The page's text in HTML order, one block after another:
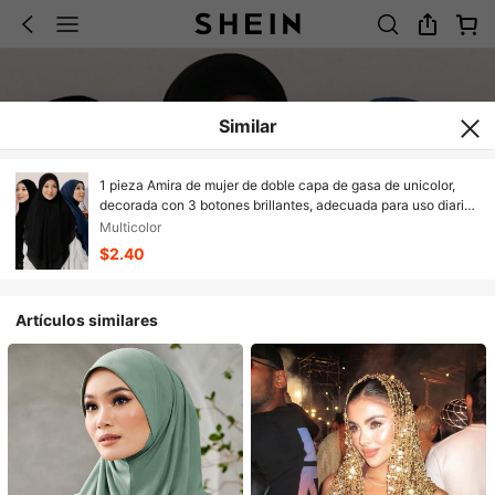
Similar
1 pieza Amira de mujer de doble capa de gasa de unicolor,
decorada con 3 botones brillantes, adecuada para uso diario,
playa, vacaciones
Multicolor
$2.40
Artículos similares